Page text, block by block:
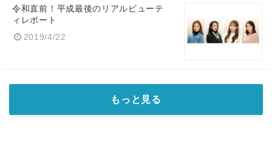
令和直前！平成最後のリアルビューテ
ィレポート
2019/4/22
もっと見る